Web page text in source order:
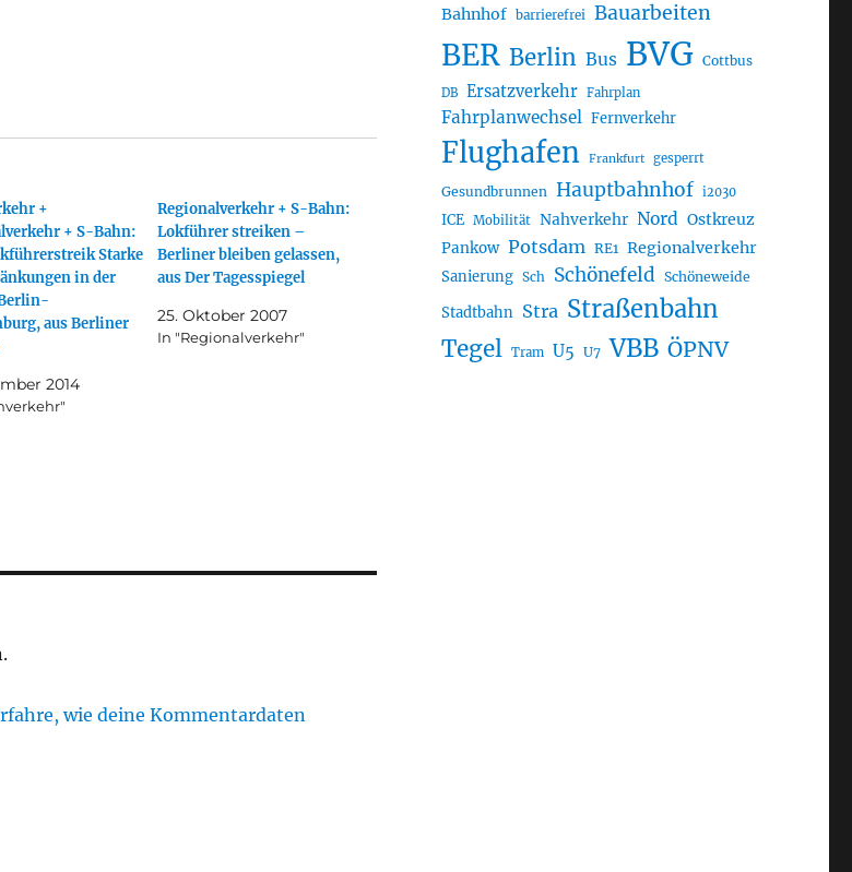
+
+ S-Bahn:
Starke
in der
aus Berliner
2014
Regionalverkehr + S-Bahn:
Lokführer streiken –
Berliner bleiben gelassen,
aus Der Tagesspiegel
25. Oktober 2007
In "Regionalverkehr"
wie deine Kommentardaten
Bahnhof barrierefrei Bauarbeiten
BER Berlin Bus BVG Cottbus
DB Ersatzverkehr Fahrplan
Fahrplanwechsel Fernverkehr
Flughafen Frankfurt gesperrt
Gesundbrunnen Hauptbahnhof i2030
ICE Mobilität Nahverkehr Nord Ostkreuz
Pankow Potsdam RE1 Regionalverkehr
Sanierung Sch Schönefeld Schöneweide
Stadtbahn Stra Straßenbahn
Tegel Tram U5 U7 VBB ÖPNV